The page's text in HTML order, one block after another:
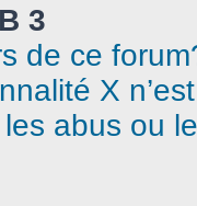
3
de ce
X
abus ou